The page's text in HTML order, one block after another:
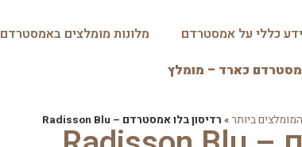
כללי על אמסטרדם מלונות מומלצים באמסטרדם
כארד – מומלץ
ביותר» רדיסון בלו אמסטרדם – Radisson Blu